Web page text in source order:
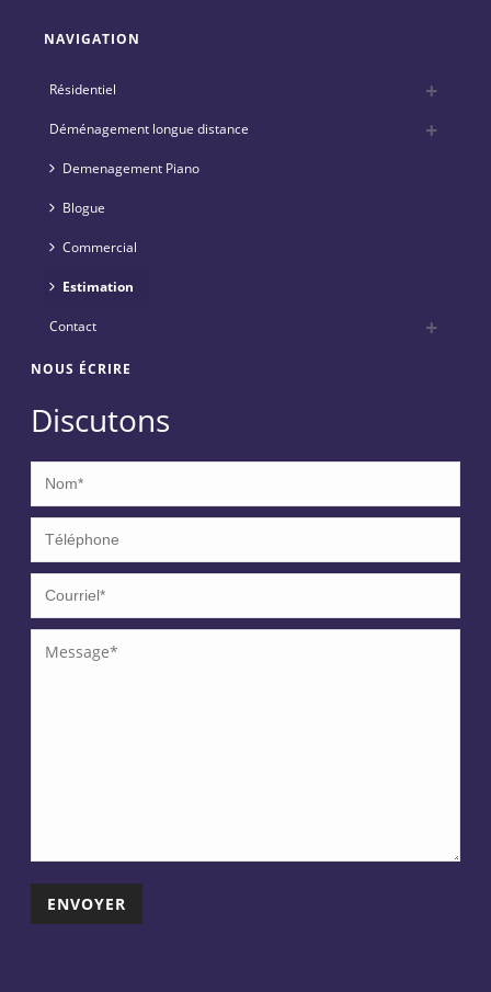
NAVIGATION
Résidentiel
Déménagement longue distance
Demenagement Piano
Blogue
Commercial
Estimation
Contact
NOUS ÉCRIRE
Discutons